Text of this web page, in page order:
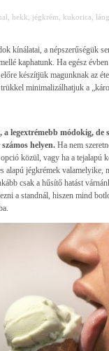
hekk jégkrém kukorica
kínálatai, a népszerűségük
kaphatunk. Ha egész
készítjük magunknak az
minimalizálhatjuk a
legextrémebb módokig, de
helyen. Ha nem
közül, vagy ha a tejalapú
alapú jégkrémek valamelyike,
csak a hűsítő hatást
a standnál, hiszen mind